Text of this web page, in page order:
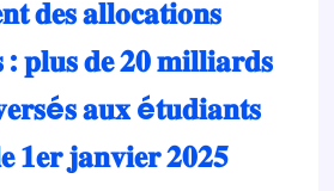
𝐝𝐞𝐬 𝐚𝐥𝐥𝐨𝐜𝐚𝐭𝐢𝐨𝐧𝐬
: 𝐩𝐥𝐮𝐬 𝐝𝐞 𝟐𝟎 𝐦𝐢𝐥𝐥𝐢𝐚𝐫𝐝𝐬
𝐚𝐮𝐱 é𝐭𝐮𝐝𝐢𝐚𝐧𝐭𝐬
𝟏𝐞𝐫 𝐣𝐚𝐧𝐯𝐢𝐞𝐫 𝟐𝟎𝟐𝟓